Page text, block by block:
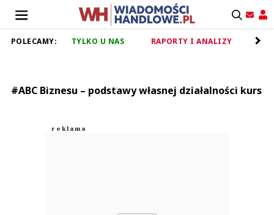
POLECAMY: TYLKO U NAS RAPORTY I ANALIZY
#ABC Biznesu – podstawy własnej działalności kurs